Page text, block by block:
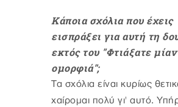
Κάποια σχόλια που έχεις
εισπράξει για αυτή τη
εκτός του "Φτιάξατε μίαν
ομορφιά";
Τα σχόλια είναι κυρίως
χαίρομαι πολύ γι' αυτό.